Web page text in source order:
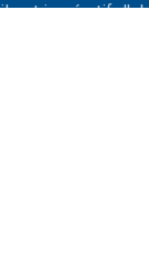
est impératif